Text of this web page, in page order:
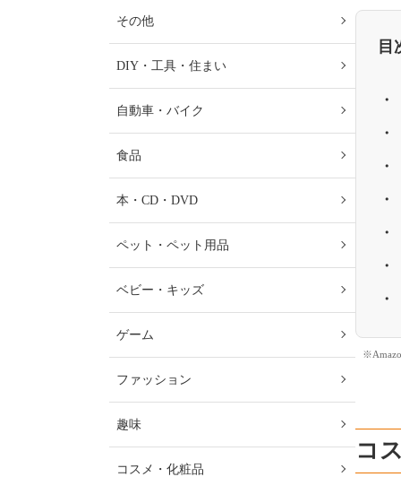
目
コ
その他
DIY・工具・住まい
自動車・バイク
食品
本・CD・DVD
ペット・ペット用品
ベビー・キッズ
ゲーム
ファッション
趣味
コスメ・化粧品